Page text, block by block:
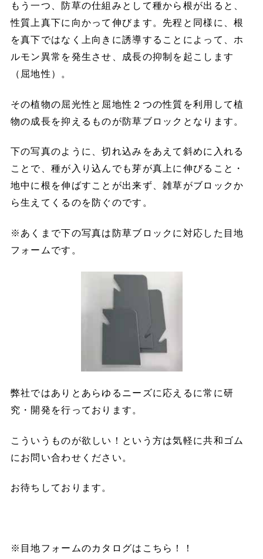
もう一つ、防草の仕組みとして種から根が出ると、
性質上真下に向かって伸びます。先程と同様に、根
を真下ではなく上向きに誘導することによって、ホ
ルモン異常を発生させ、成長の抑制を起こします
（屈地性）。
その植物の屈光性と屈地性２つの性質を利用して植
物の成長を抑えるものが防草ブロックとなります。
下の写真のように、切れ込みをあえて斜めに入れる
ことで、種が入り込んでも芽が真上に伸びること・
地中に根を伸ばすことが出来ず、雑草がブロックか
ら生えてくるのを防ぐのです。
※あくまで下の写真は防草ブロックに対応した目地
フォームです。
弊社ではありとあらゆるニーズに応えるに常に研
究・開発を行っております。
こういうものが欲しい！という方は気軽に共和ゴム
にお問い合わせください。
お待ちしております。
※目地フォームのカタログはこちら！！